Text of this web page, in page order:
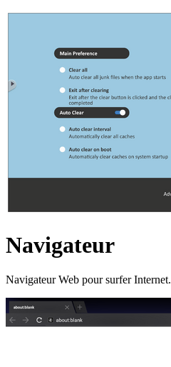
Navigateur
Navigateur Web pour surfer Internet.